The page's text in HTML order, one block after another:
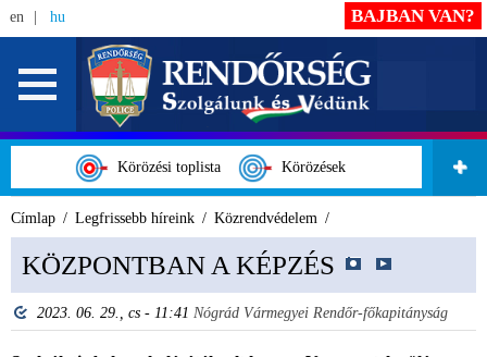
en hu
Körözési toplista Körözések
BAJBAN VAN?
Címlap Legfrissebb híreink Közrendvédelem
KÖZPONTBAN A KÉPZÉS
2023. 06. 29., cs - 11:41 Nógrád Vármegyei Rendőr-főkapitányság